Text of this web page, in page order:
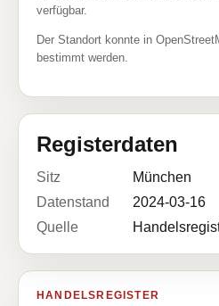
verfügbar.
Der Standort konnte in
bestimmt werden.
Registerdaten
Sitz
München
Datenstand
2024-03-16
Quelle
HANDELSREGISTER